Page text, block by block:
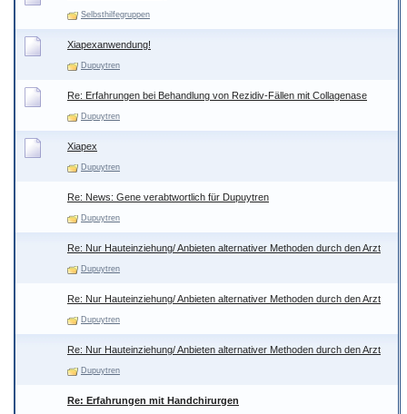
Selbsthilfegruppen
Xiapexanwendung!
Dupuytren
Re: Erfahrungen bei Behandlung von Rezidiv-Fällen mit Collagenase
Dupuytren
Xiapex
Dupuytren
Re: News: Gene verabtwortlich für Dupuytren
Dupuytren
Re: Nur Hauteinziehung/ Anbieten alternativer Methoden durch den Arzt
Dupuytren
Re: Nur Hauteinziehung/ Anbieten alternativer Methoden durch den Arzt
Dupuytren
Re: Nur Hauteinziehung/ Anbieten alternativer Methoden durch den Arzt
Dupuytren
Re: Erfahrungen mit Handchirurgen